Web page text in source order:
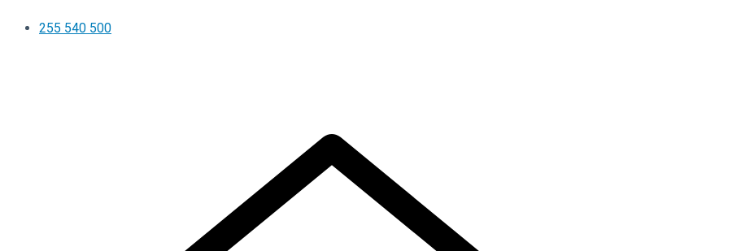
255 540 500